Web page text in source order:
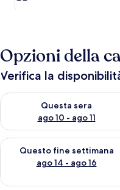
Opzioni della
Verifica la
Questa sera
ago 10 - ago 11
Verifica la disponibilità per
Questo fine settimana
ago 14 - ago 16
Verifica la disponibilità per